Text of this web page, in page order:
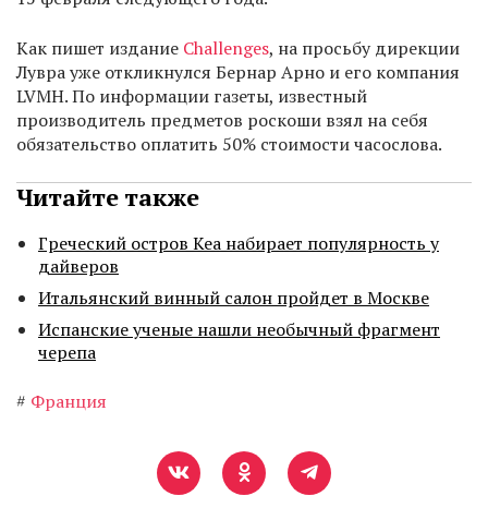
Как пишет издание Challenges, на просьбу дирекции
Лувра уже откликнулся Бернар Арно и его компания
LVMH. По информации газеты, известный
производитель предметов роскоши взял на себя
обязательство оплатить 50% стоимости часослова.
Читайте также
Греческий остров Кеа набирает популярность у
дайверов
Итальянский винный салон пройдет в Москве
Испанские ученые нашли необычный фрагмент
черепа
# Франция